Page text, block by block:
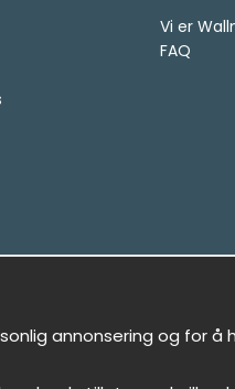
Vi er
FAQ
annonsering og for